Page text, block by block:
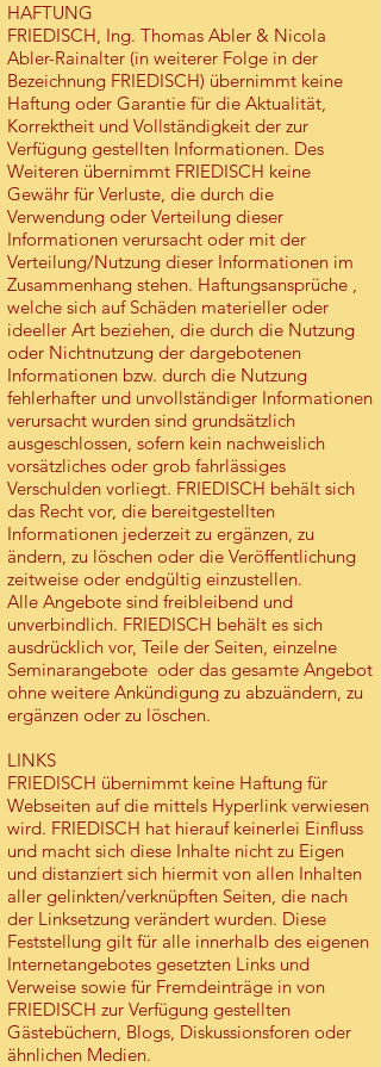
HAFTUNG
FRIEDISCH, Ing. Thomas Abler & Nicola
Abler-Rainalter (in weiterer Folge in der
Bezeichnung FRIEDISCH) übernimmt keine
Haftung oder Garantie für die Aktualität,
Korrektheit und Vollständigkeit der zur
Verfügung gestellten Informationen. Des
Weiteren übernimmt FRIEDISCH keine
Gewähr für Verluste, die durch die
Verwendung oder Verteilung dieser
Informationen verursacht oder mit der
Verteilung/Nutzung dieser Informationen im
Zusammenhang stehen. Haftungsansprüche ,
welche sich auf Schäden materieller oder
ideeller Art beziehen, die durch die Nutzung
oder Nichtnutzung der dargebotenen
Informationen bzw. durch die Nutzung
fehlerhafter und unvollständiger Informationen
verursacht wurden sind grundsätzlich
ausgeschlossen, sofern kein nachweislich
vorsätzliches oder grob fahrlässiges
Verschulden vorliegt. FRIEDISCH behält sich
das Recht vor, die bereitgestellten
Informationen jederzeit zu ergänzen, zu
ändern, zu löschen oder die Veröffentlichung
zeitweise oder endgültig einzustellen.
Alle Angebote sind freibleibend und
unverbindlich. FRIEDISCH behält es sich
ausdrücklich vor, Teile der Seiten, einzelne
Seminarangebote oder das gesamte Angebot
ohne weitere Ankündigung zu abzuändern, zu
ergänzen oder zu löschen.
LINKS
FRIEDISCH übernimmt keine Haftung für
Webseiten auf die mittels Hyperlink verwiesen
wird. FRIEDISCH hat hierauf keinerlei Einfluss
und macht sich diese Inhalte nicht zu Eigen
und distanziert sich hiermit von allen Inhalten
aller gelinkten/verknüpften Seiten, die nach
der Linksetzung verändert wurden. Diese
Feststellung gilt für alle innerhalb des eigenen
Internetangebotes gesetzten Links und
Verweise sowie für Fremdeinträge in von
FRIEDISCH zur Verfügung gestellten
Gästebüchern, Blogs, Diskussionsforen oder
ähnlichen Medien.